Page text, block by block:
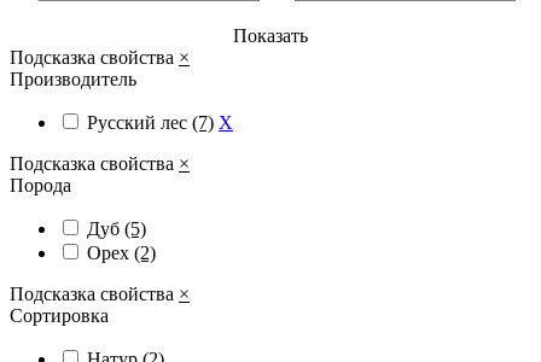
Показать
Подсказка свойства ×
Производитель
Русский лес (7) X
Подсказка свойства ×
Порода
Дуб (5)
Орех (2)
Подсказка свойства ×
Сортировка